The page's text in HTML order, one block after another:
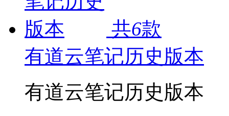
共6款
有道云笔记历史版本
有道云笔记历史版本